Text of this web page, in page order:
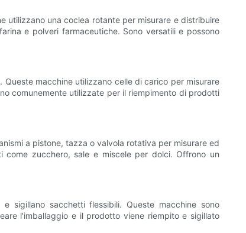
utilizzano una coclea rotante per misurare e distribuire
e polveri farmaceutiche. Sono versatili e possono
macchine utilizzano celle di carico per misurare
comunemente utilizzate per il riempimento di prodotti
a pistone, tazza o valvola rotativa per misurare ed
zucchero, sale e miscele per dolci. Offrono un
sigillano sacchetti flessibili. Queste macchine sono
l'imballaggio e il prodotto viene riempito e sigillato